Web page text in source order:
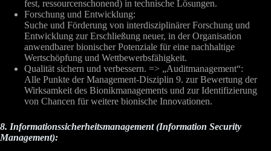
fest, ressourcenschonend) in technische Lösungen.
Forschung und Entwicklung:
Suche und Förderung von interdisziplinärer Forschung und
Entwicklung zur Erschließung neuer, in der Organisation
anwendbarer bionischer Potenziale für eine nachhaltige
Wertschöpfung und Wettbewerbsfähigkeit.
Qualität sichern und verbessern. => „Auditmanagement“:
Alle Punkte der Management-Disziplin 9. zur Bewertung der
Wirksamkeit des Bionikmanagements und zur Identifizierung
von Chancen für weitere bionische Innovationen.
8. Informationssicherheitsmanagement (Information Security
Management):